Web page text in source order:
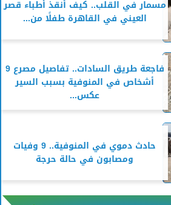
مسمار في القلب.. كيف أنقذ أطباء قصر
العيني في القاهرة طفلًا من...
فاجعة طريق السادات.. تفاصيل مصرع 9
أشخاص في المنوفية بسبب السير
عكس...
حادث دموي في المنوفية.. 9 وفيات
ومصابون في حالة حرجة